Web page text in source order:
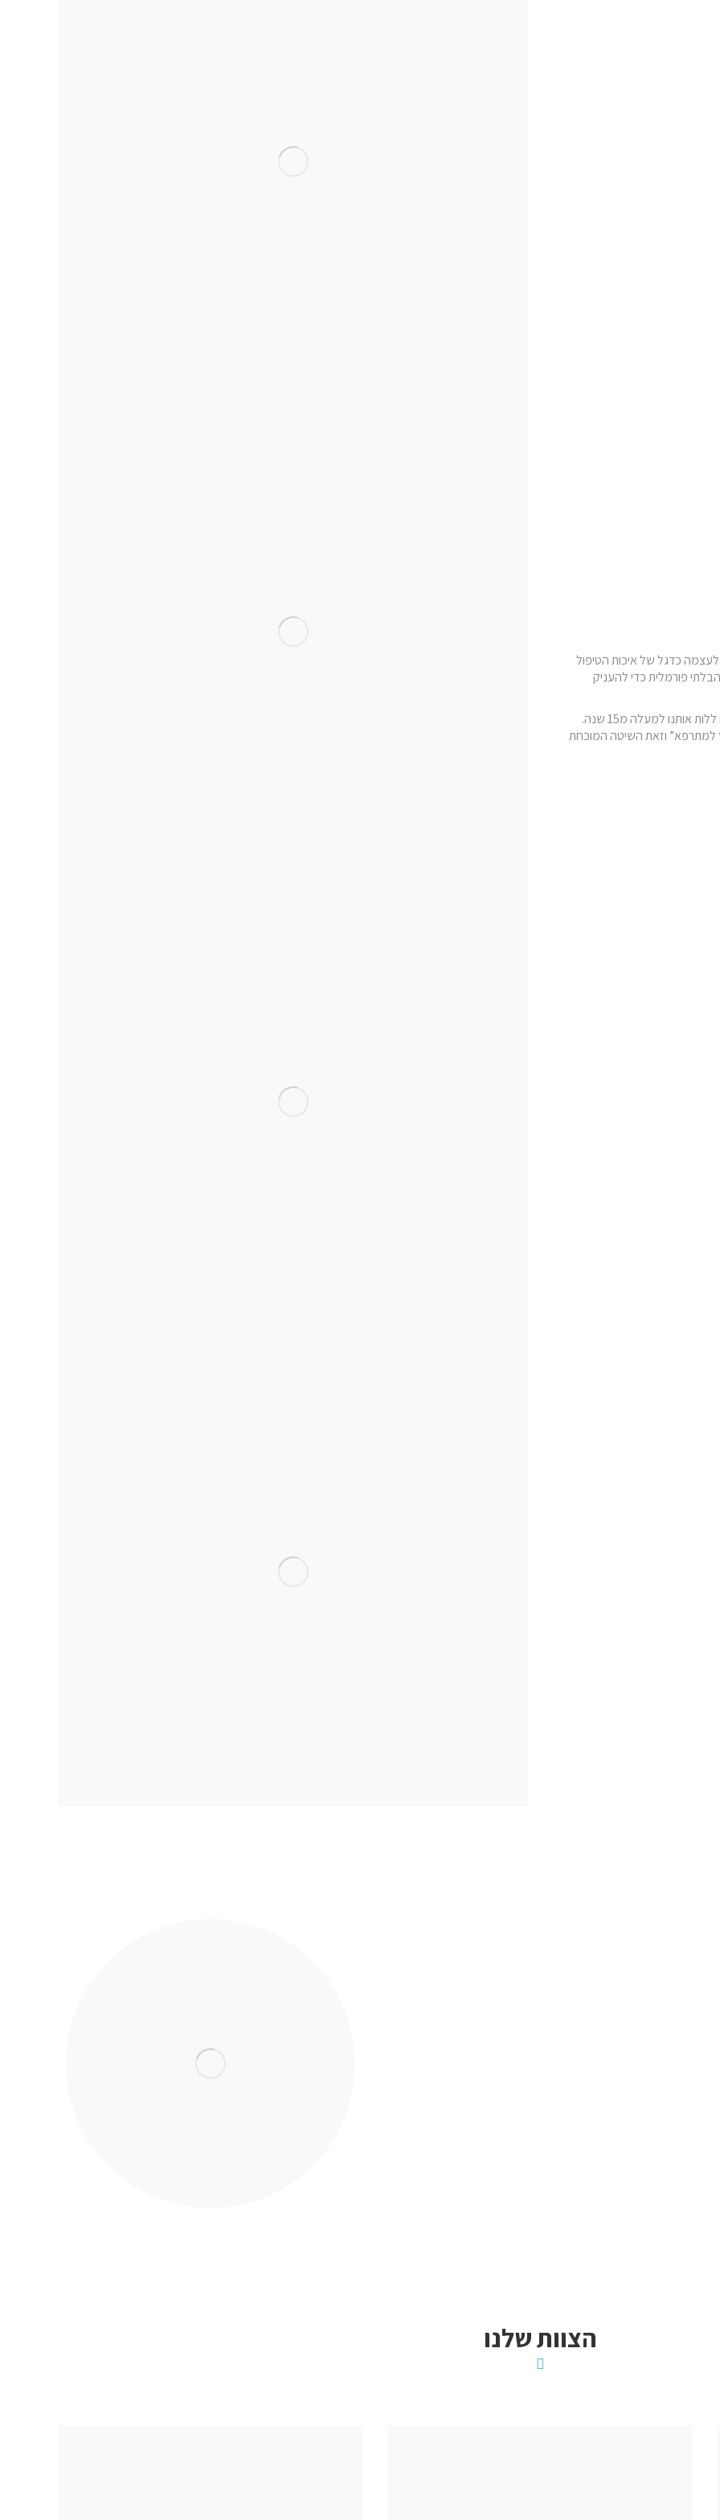
משנת 1992. המרפאה שמה לעצמה כדגל של איכות הטיפול
פורמלית כדי להעניק
למעלה מ15 שנה.
וזאת השיטה המוכחת
הצוות שלנו